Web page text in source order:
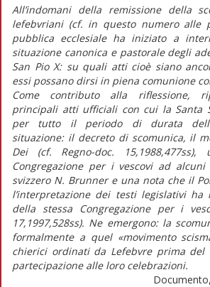
All’indomani della remissione della
lefebvriani (cf. in questo numero alle
pubblica ecclesiale ha iniziato a
situazione canonica e pastorale degli
San Pio X: su quali atti cioè siano
essi possano dirsi in piena comunione
Come contributo alla riflessione,
principali atti ufficiali con cui la Santa
per tutto il periodo di durata
situazione: il decreto di scomunica, il
Dei (cf. Regno-doc.
Congregazione per i vescovi ad
svizzero N. Brunner e una nota che il
l’interpretazione dei testi legislativi
della stessa Congregazione per i
17,1997,528ss). Ne emergono: la
formalmente a quel «movimento
chierici ordinati da Lefebvre prima del
partecipazione alle loro celebrazioni.